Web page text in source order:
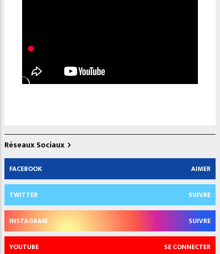
Réseaux Sociaux
FACEBOOK AIMER
TWITTER SUIVRE
INSTAGRAM SUIVRE
YOUTUBE SE CONNECTER